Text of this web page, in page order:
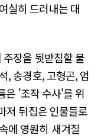
실히 드러내는 대
장을 뒷받침할 물
, 송경호, 고형곤, 엄
은 '조작 수사'를 위
저 뒤집은 인물들로
에 영원히 새겨질